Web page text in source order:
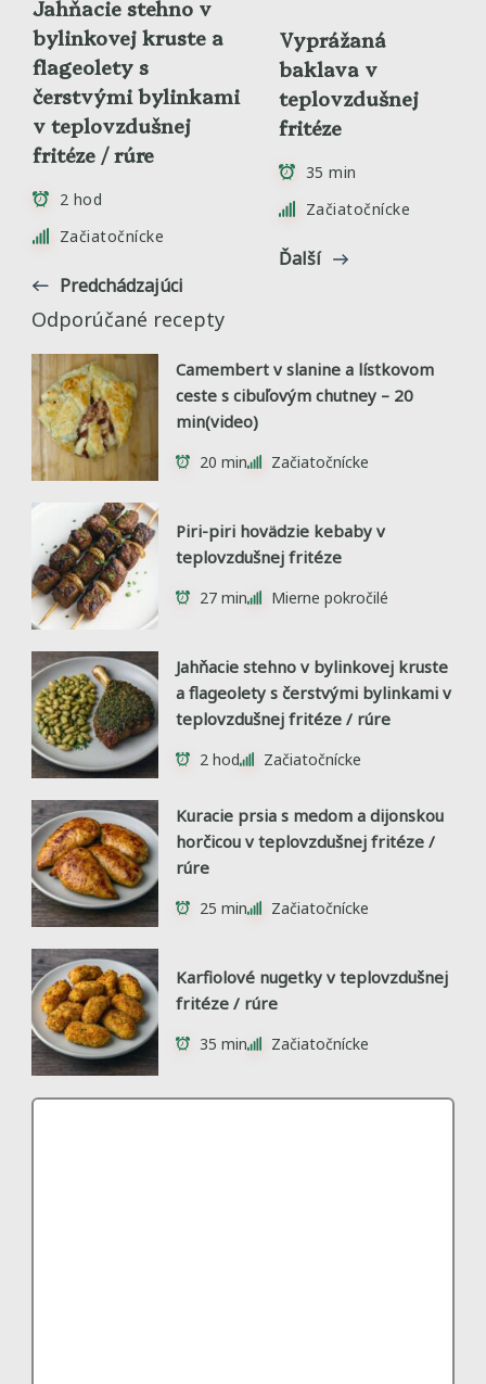
Jahňacie stehno v
bylinkovej kruste a
flageolety s
čerstvými bylinkami
v teplovzdušnej
fritéze / rúre
2 hod
Začiatočnícke
Predchádzajúci
Vyprážaná
baklava v
teplovzdušnej
fritéze
35 min
Začiatočnícke
Ďalší
Odporúčané recepty
Camembert v slanine a lístkovom
ceste s cibuľovým chutney – 20
min(video)
20 min Začiatočnícke
Piri-piri hovädzie kebaby v
teplovzdušnej fritéze
27 min Mierne pokročilé
Jahňacie stehno v bylinkovej kruste
a flageolety s čerstvými bylinkami v
teplovzdušnej fritéze / rúre
2 hod Začiatočnícke
Kuracie prsia s medom a dijonskou
horčicou v teplovzdušnej fritéze /
rúre
25 min Začiatočnícke
Karfiolové nugetky v teplovzdušnej
fritéze / rúre
35 min Začiatočnícke